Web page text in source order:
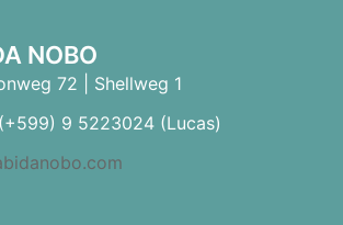
NOBO
72 | Shellweg 1
9 5223024 (Lucas)